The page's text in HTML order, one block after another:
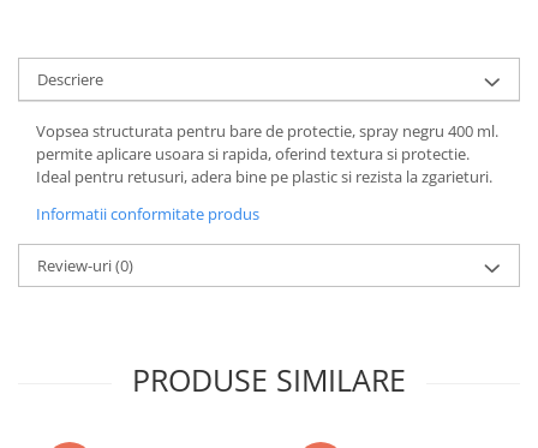
Descriere
Vopsea structurata pentru bare de protectie, spray negru 400 ml.
permite aplicare usoara si rapida, oferind textura si protectie.
Ideal pentru retusuri, adera bine pe plastic si rezista la zgarieturi.
Informatii conformitate produs
Review-uri(0)
PRODUSE SIMILARE